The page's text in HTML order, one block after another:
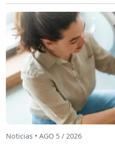
Noticias • AGO 5 / 2026